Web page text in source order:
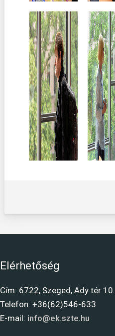
Elérhetőség
Cím: 6722, Szeged, Ady tér 10.
Telefon: +36(62)546-633
E-mail: info@ek.szte.hu